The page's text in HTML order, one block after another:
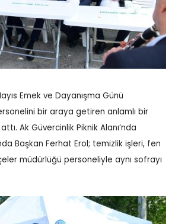
Emek ve Dayanışma Günü
bir araya getiren anlamlı bir
Ak Güvercinlik Piknik Alanı’nda
Başkan Ferhat Erol; temizlik işleri, fen
müdürlüğü personeliyle aynı sofrayı